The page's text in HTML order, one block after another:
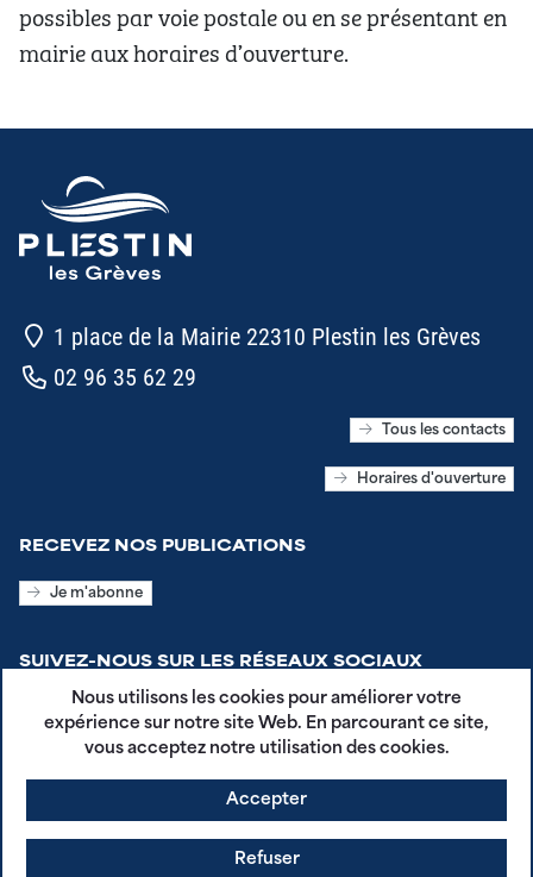
possibles par voie postale ou en se présentant en
mairie aux horaires d’ouverture.
1 place de la Mairie 22310 Plestin les Grèves
02 96 35 62 29
Tous les contacts
Horaires d'ouverture
RECEVEZ NOS PUBLICATIONS
Je m'abonne
SUIVEZ-NOUS SUR LES RÉSEAUX SOCIAUX
Mentions légales
Nous utilisons les cookies pour améliorer votre
expérience sur notre site Web. En parcourant ce site,
vous acceptez notre utilisation des cookies.
Accepter
Refuser